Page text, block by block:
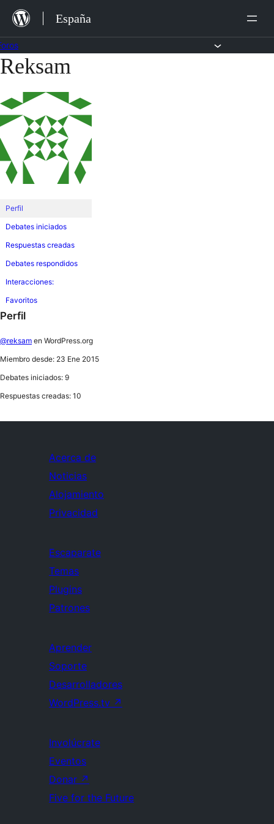
Saltar
contenido
España
Saltar
contenido
Reksam
Perfil
Debates iniciados
Respuestas creadas
Debates respondidos
Interacciones:
Favoritos
Perfil
@reksam en WordPress.org
Miembro desde: 23 Ene 2015
Debates iniciados: 9
Respuestas creadas: 10
Acerca de
Noticias
Alojamiento
Privacidad
Escaparate
Temas
Plugins
Patrones
Aprender
Soporte
Desarrolladores
WordPress.tv ↗
Involúcrate
Eventos
Donar ↗
Five for the Future